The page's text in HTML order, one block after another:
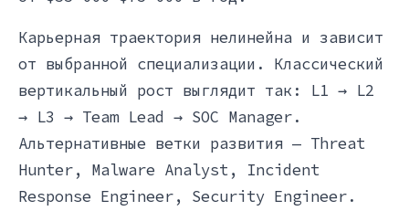
Карьерная траектория нелинейна и зависит
от выбранной специализации. Классический
вертикальный рост выглядит так: L1 → L2
→ L3 → Team Lead → SOC Manager.
Альтернативные ветки развития — Threat
Hunter, Malware Analyst, Incident
Response Engineer, Security Engineer.